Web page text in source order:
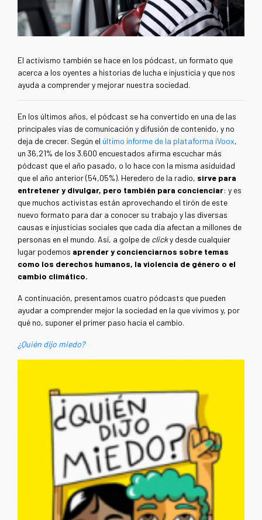
El activismo también se hace en los pódcast, un formato que
acerca a los oyentes a historias de lucha e injusticia y que nos
ayuda a comprender y mejorar nuestra sociedad.
En los últimos años, el pódcast se ha convertido en una de las
principales vías de comunicación y difusión de contenido, y no
deja de crecer. Según el último informe de la plataforma iVoox,
un 36,21% de los 3.600 encuestados afirma escuchar más
pódcast que el año pasado, o lo hace con la misma asiduidad
que el año anterior (54,05%). Heredero de la radio, sirve para
entretener y divulgar, pero también para concienciar: y es
que muchos activistas están aprovechando el tirón de este
nuevo formato para dar a conocer su trabajo y las diversas
causas e injusticias sociales que cada día afectan a millones de
personas en el mundo. Así, a golpe de clicky desde cualquier
lugar podemos aprender y concienciarnos sobre temas
como los derechos humanos, la violencia de género o el
cambio climático.
A continuación, presentamos cuatro pódcasts que pueden
ayudar a comprender mejor la sociedad en la que vivimos y, por
qué no, suponer el primer paso hacia el cambio.
¿Quién dijo miedo?